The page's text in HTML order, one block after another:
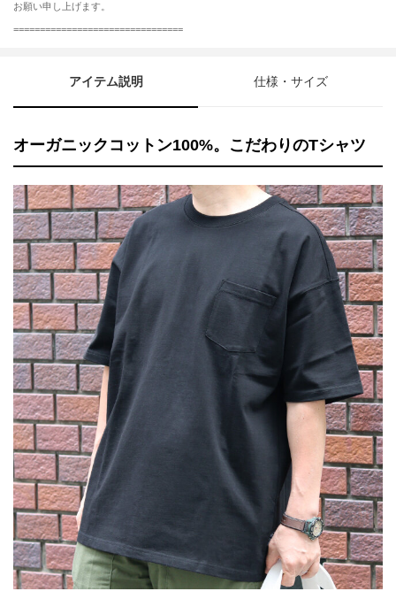
お願い申し上げます。
================================
アイテム説明 仕様・サイズ
オーガニックコットン100%。こだわりのTシャツ